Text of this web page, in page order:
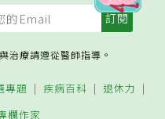
治療請遵從醫師指導。
專題 疾病百科
退休力
欄作家